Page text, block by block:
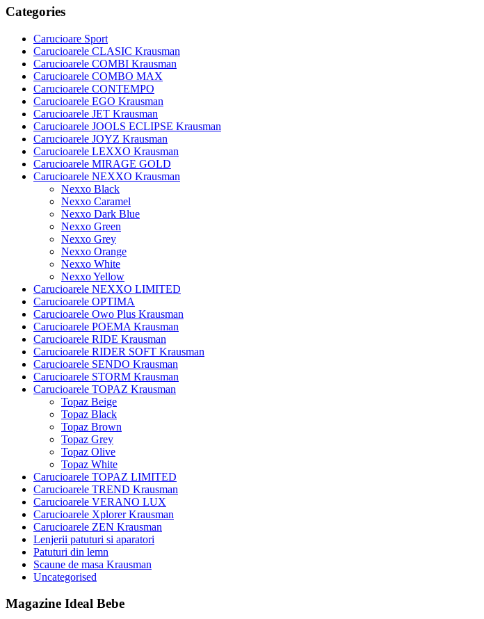
Categories
Carucioare Sport
Carucioarele CLASIC Krausman
Carucioarele COMBI Krausman
Carucioarele COMBO MAX
Carucioarele CONTEMPO
Carucioarele EGO Krausman
Carucioarele JET Krausman
Carucioarele JOOLS ECLIPSE Krausman
Carucioarele JOYZ Krausman
Carucioarele LEXXO Krausman
Carucioarele MIRAGE GOLD
Carucioarele NEXXO Krausman
Nexxo Black
Nexxo Caramel
Nexxo Dark Blue
Nexxo Green
Nexxo Grey
Nexxo Orange
Nexxo White
Nexxo Yellow
Carucioarele NEXXO LIMITED
Carucioarele OPTIMA
Carucioarele Owo Plus Krausman
Carucioarele POEMA Krausman
Carucioarele RIDE Krausman
Carucioarele RIDER SOFT Krausman
Carucioarele SENDO Krausman
Carucioarele STORM Krausman
Carucioarele TOPAZ Krausman
Topaz Beige
Topaz Black
Topaz Brown
Topaz Grey
Topaz Olive
Topaz White
Carucioarele TOPAZ LIMITED
Carucioarele TREND Krausman
Carucioarele VERANO LUX
Carucioarele Xplorer Krausman
Carucioarele ZEN Krausman
Lenjerii patuturi si aparatori
Patuturi din lemn
Scaune de masa Krausman
Uncategorised
Magazine Ideal Bebe